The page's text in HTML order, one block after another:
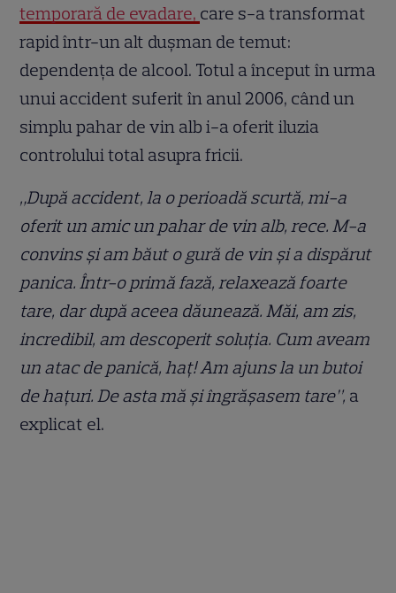
temporară de evadare, care s-a transformat
rapid într-un alt dușman de temut:
dependența de alcool. Totul a început în urma
unui accident suferit în anul 2006, când un
simplu pahar de vin alb i-a oferit iluzia
controlului total asupra fricii.
„După accident, la o perioadă scurtă, mi-a
oferit un amic un pahar de vin alb, rece. M-a
convins și am băut o gură de vin și a dispărut
panica. Într-o primă fază, relaxează foarte
tare, dar după aceea dăunează. Măi, am zis,
incredibil, am descoperit soluția. Cum aveam
un atac de panică, haț! Am ajuns la un butoi
de hațuri. De asta mă și îngrășasem tare”, a
explicat el.